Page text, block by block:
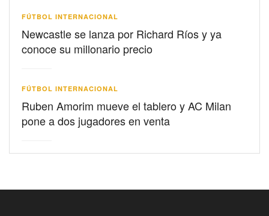
FÚTBOL INTERNACIONAL
Newcastle se lanza por Richard Ríos y ya
conoce su millonario precio
FÚTBOL INTERNACIONAL
Ruben Amorim mueve el tablero y AC Milan
pone a dos jugadores en venta